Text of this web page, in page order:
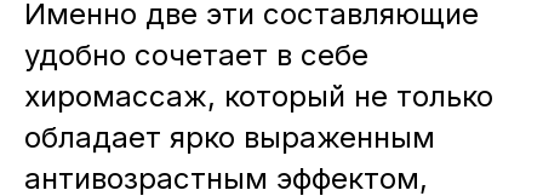
Именно две эти составляющие
удобно сочетает в себе
хиромассаж, который не только
обладает ярко выраженным
антивозрастным эффектом,